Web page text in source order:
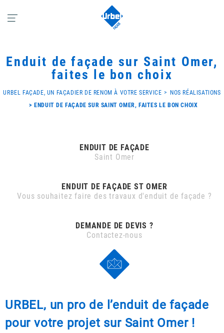
Enduit de façade sur Saint Omer,
faites le bon choix
URBEL FAÇADE, UN FAÇADIER DE RENOM À VOTRE SERVICE
NOS RÉALISATIONS
ENDUIT DE FAÇADE SUR SAINT OMER, FAITES LE BON CHOIX
ENDUIT DE FAÇADE
Saint Omer
ENDUIT DE FAÇADE ST OMER
Vous souhaitez faire des travaux d'enduit de façade ?
DEMANDE DE DEVIS ?
Contactez-nous
URBEL, un pro de l’enduit de façade
pour votre projet sur Saint Omer !